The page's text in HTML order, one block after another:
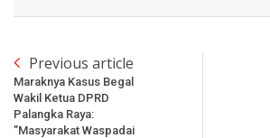
Previous article
Maraknya Kasus Begal
Wakil Ketua DPRD
Palangka Raya:
”Masyarakat Waspadai